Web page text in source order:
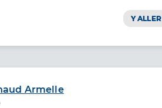
Y ALLER
Armelle
de santé